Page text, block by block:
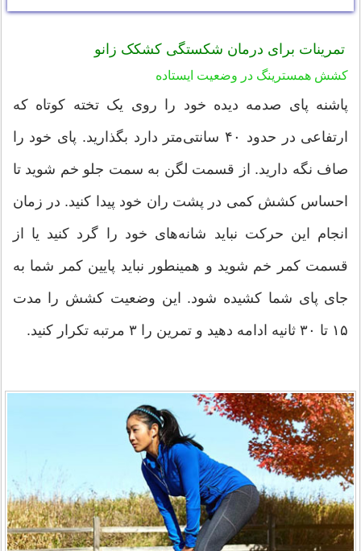
تمرینات برای درمان شکستگی کشکک زانو
کشش همسترینگ در وضعیت ایستاده
پاشنه پای صدمه دیده خود را روی یک تخته کوتاه که
ارتفاعی در حدود ۴۰ سانتی‌متر دارد بگذارید. پای خود را
صاف نگه دارید. از قسمت لگن به سمت جلو خم شوید تا
احساس کشش کمی در پشت ران خود پیدا کنید. در زمان
انجام این حرکت نباید شانه‌های خود را گرد کنید یا از
قسمت کمر خم شوید و همینطور نباید پایین کمر شما به
جای پای شما کشیده شود. این وضعیت کشش را مدت
۱۵ تا ۳۰ ثانیه ادامه دهید و تمرین را ۳ مرتبه تکرار کنید.